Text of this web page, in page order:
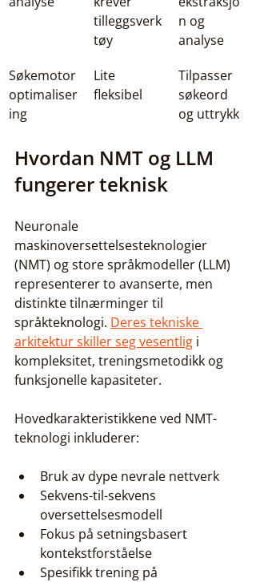
tilleggsverk
tøy
n og
analyse
Søkemotor
optimaliser
ing
Lite
fleksibel
Tilpasser
søkeord
og uttrykk
Hvordan NMT og LLM
fungerer teknisk
Neuronale
maskinoversettelsesteknologier
(NMT) og store språkmodeller (LLM)
representerer to avanserte, men
distinkte tilnærminger til
språkteknologi. Deres tekniske
arkitektur skiller seg vesentlig i
kompleksitet, treningsmetodikk og
funksjonelle kapasiteter.
Hovedkarakteristikkene ved NMT-
teknologi inkluderer:
Bruk av dype nevrale nettverk
Sekvens-til-sekvens
oversettelsesmodell
Fokus på setningsbasert
kontekstforståelse
Spesifikk trening på